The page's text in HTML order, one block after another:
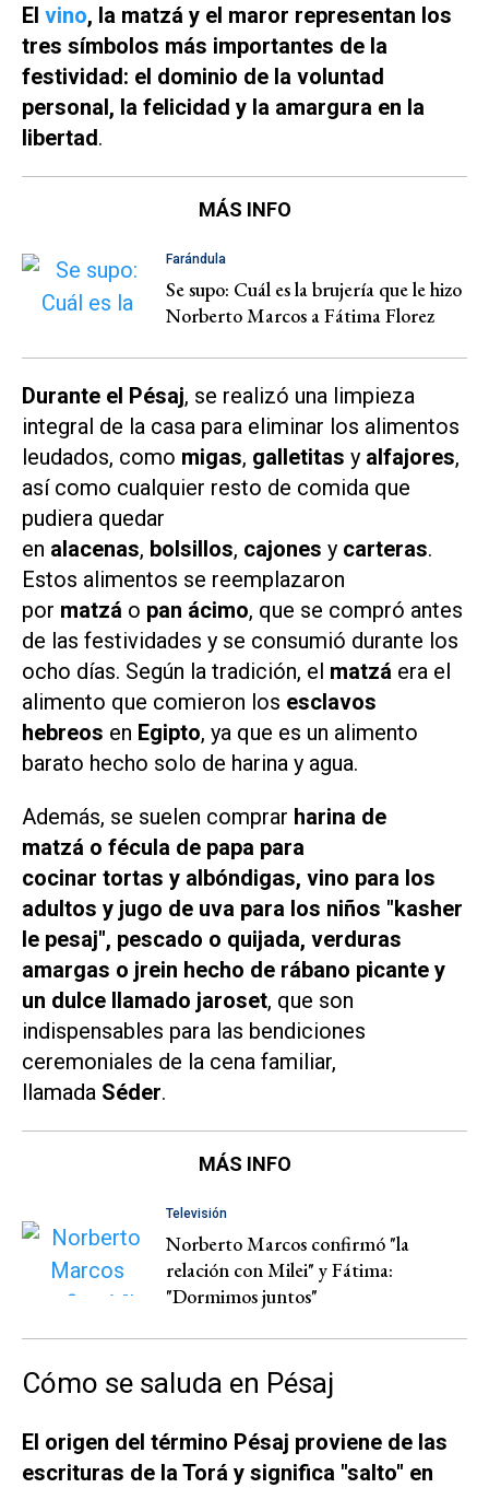
El vino, la matzá y el maror representan los
tres símbolos más importantes de la
festividad: el dominio de la voluntad
personal, la felicidad y la amargura en la
libertad.
MÁS INFO
Farándula
Se supo: Cuál es la brujería que le hizo
Norberto Marcos a Fátima Florez
Durante el Pésaj, se realizó una limpieza
integral de la casa para eliminar los alimentos
leudados, como migas, galletitas y alfajores,
así como cualquier resto de comida que
pudiera quedar
en alacenas, bolsillos, cajones y carteras.
Estos alimentos se reemplazaron
por matzá o pan ácimo, que se compró antes
de las festividades y se consumió durante los
ocho días. Según la tradición, el matzá era el
alimento que comieron los esclavos
hebreos en Egipto, ya que es un alimento
barato hecho solo de harina y agua.
Además, se suelen comprar harina de
matzá o fécula de papa para
cocinar tortas y albóndigas, vino para los
adultos y jugo de uva para los niños "kasher
le pesaj", pescado o quijada, verduras
amargas o jrein hecho de rábano picante y
un dulce llamado jaroset, que son
indispensables para las bendiciones
ceremoniales de la cena familiar,
llamada Séder.
MÁS INFO
Televisión
Norberto Marcos confirmó "la
relación con Milei" y Fátima:
"Dormimos juntos"
Cómo se saluda en Pésaj
El origen del término Pésaj proviene de las
escrituras de la Torá y significa "salto" en